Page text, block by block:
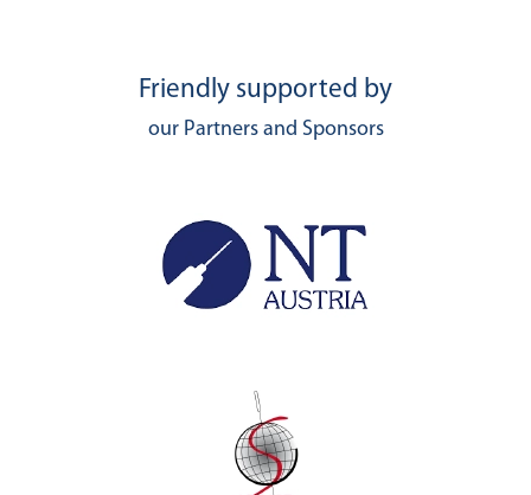
Friendly supported by
our Partners and Sponsors